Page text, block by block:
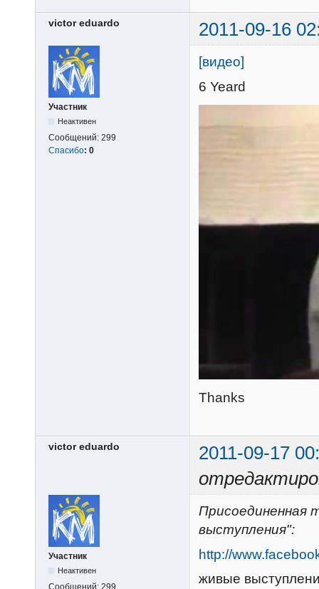
victor eduardo 2011-09-16
Участник
Неактивен
Сообщений: 299
Спасибо: 0
[видео]
6 Yeard
Thanks
victor eduardo
2011-09-17
Участник
Неактивен
Присоединенная
выступления":
http://
живые